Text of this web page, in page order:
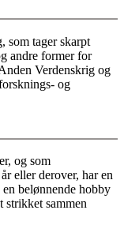
som tager skarpt
andre former for
Verdenskrig og
og
og som
eller derover, har en
belønnende hobby
strikket sammen